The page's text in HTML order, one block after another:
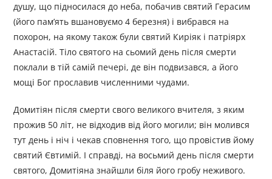
душу, що підносилася до неба, побачив святий Герасим
(його пам’ять вшановуємо 4 березня) і вибрався на
похорон, на якому також були святий Киріяк і патріярх
Анастасій. Тіло святого на сьомий день після смерти
поклали в тій самій печері, де він подвизався, а його
мощі Бог прославив численними чудами.
Домитіян після смерти свого великого вчителя, з яким
прожив 50 літ, не відходив від його могили; він молився
тут день і ніч і чекав сповнення того, що провістив йому
святий Євтимій. І справді, на восьмий день після смерти
святого, Домитіяна знайшли біля його гробу неживого.